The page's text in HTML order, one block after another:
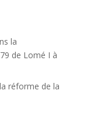
la
de Lomé I à
réforme de la